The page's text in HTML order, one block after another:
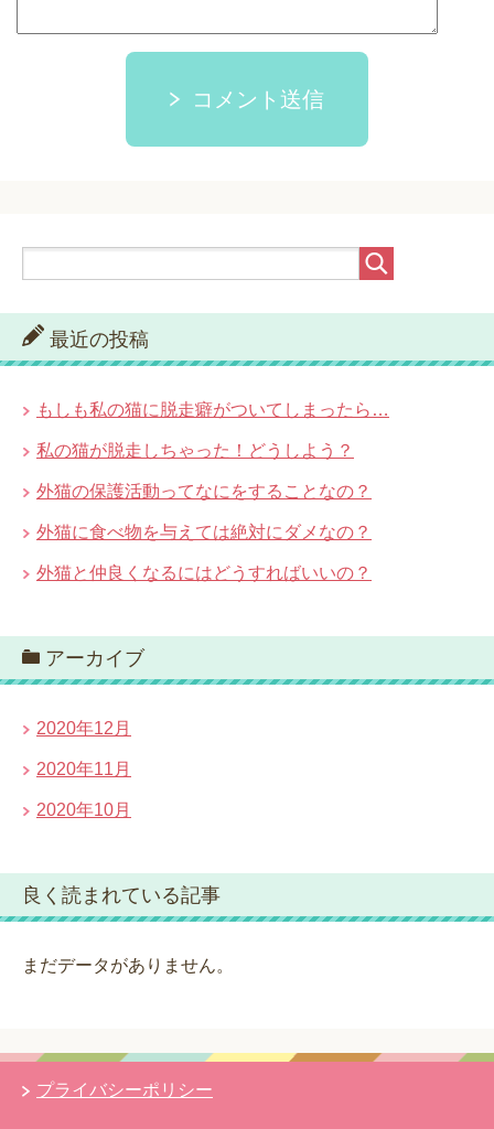
コメント送信
最近の投稿
もしも私の猫に脱走癖がついてしまったら…
私の猫が脱走しちゃった！どうしよう？
外猫の保護活動ってなにをすることなの？
外猫に食べ物を与えては絶対にダメなの？
外猫と仲良くなるにはどうすればいいの？
アーカイブ
2020年12月
2020年11月
2020年10月
良く読まれている記事
まだデータがありません。
プライバシーポリシー